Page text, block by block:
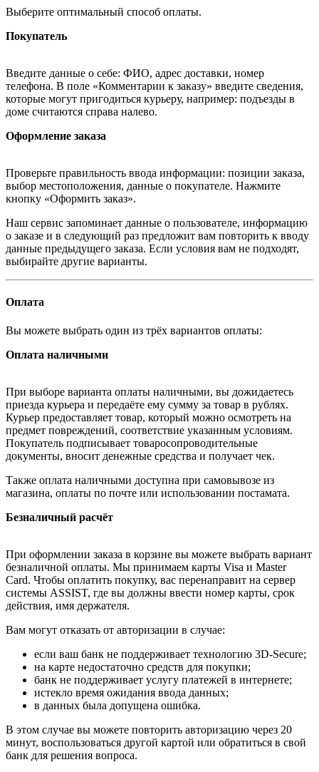
Выберите оптимальный способ оплаты.
Покупатель
Введите данные о себе: ФИО, адрес доставки, номер
телефона. В поле «Комментарии к заказу» введите сведения,
которые могут пригодиться курьеру, например: подъезды в
доме считаются справа налево.
Оформление заказа
Проверьте правильность ввода информации: позиции заказа,
выбор местоположения, данные о покупателе. Нажмите
кнопку «Оформить заказ».
Наш сервис запоминает данные о пользователе, информацию
о заказе и в следующий раз предложит вам повторить к вводу
данные предыдущего заказа. Если условия вам не подходят,
выбирайте другие варианты.
Оплата
Вы можете выбрать один из трёх вариантов оплаты:
Оплата наличными
При выборе варианта оплаты наличными, вы дожидаетесь
приезда курьера и передаёте ему сумму за товар в рублях.
Курьер предоставляет товар, который можно осмотреть на
предмет повреждений, соответствие указанным условиям.
Покупатель подписывает товаросопроводительные
документы, вносит денежные средства и получает чек.
Также оплата наличными доступна при самовывозе из
магазина, оплаты по почте или использовании постамата.
Безналичный расчёт
При оформлении заказа в корзине вы можете выбрать вариант
безналичной оплаты. Мы принимаем карты Visa и Master
Card. Чтобы оплатить покупку, вас перенаправит на сервер
системы ASSIST, где вы должны ввести номер карты, срок
действия, имя держателя.
Вам могут отказать от авторизации в случае:
если ваш банк не поддерживает технологию 3D-Secure;
на карте недостаточно средств для покупки;
банк не поддерживает услугу платежей в интернете;
истекло время ожидания ввода данных;
в данных была допущена ошибка.
В этом случае вы можете повторить авторизацию через 20
минут, воспользоваться другой картой или обратиться в свой
банк для решения вопроса.